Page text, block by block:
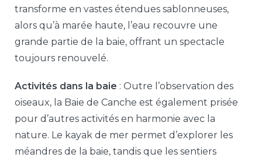
transforme en vastes étendues sablonneuses,
alors qu’à marée haute, l’eau recouvre une
grande partie de la baie, offrant un spectacle
toujours renouvelé.
Activités dans la baie : Outre l’observation des
oiseaux, la Baie de Canche est également prisée
pour d’autres activités en harmonie avec la
nature. Le kayak de mer permet d’explorer les
méandres de la baie, tandis que les sentiers